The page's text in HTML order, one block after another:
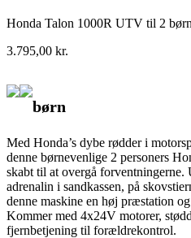
Honda Talon 1000R UTV til 2
3.795,00 kr.
børn
Med Honda’s dybe rødder i
denne børnevenlige 2 personers
skabt til at overgå forventningerne.
adrenalin i sandkassen, på
denne maskine en høj præstation
Kommer med 4x24V motorer,
fjernbetjening til forældrekontrol.